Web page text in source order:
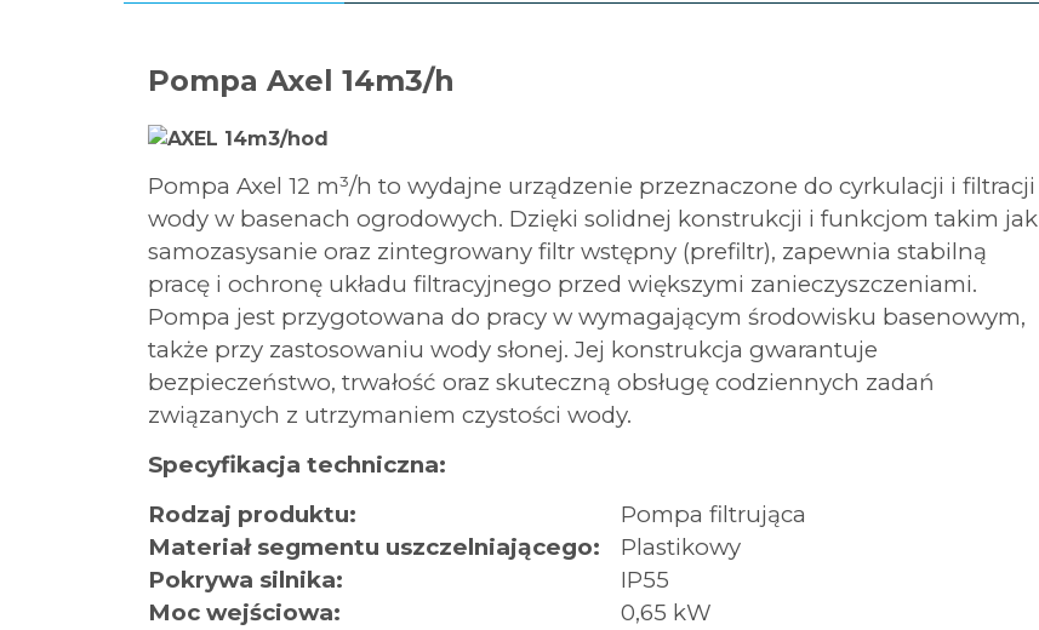
Pompa Axel 14m3/h
Pompa Axel 12 m³/h to wydajne urządzenie przeznaczone do cyrkulacji i filtracji
wody w basenach ogrodowych. Dzięki solidnej konstrukcji i funkcjom takim jak
samozasysanie oraz zintegrowany filtr wstępny (prefiltr), zapewnia stabilną
pracę i ochronę układu filtracyjnego przed większymi zanieczyszczeniami.
Pompa jest przygotowana do pracy w wymagającym środowisku basenowym,
także przy zastosowaniu wody słonej. Jej konstrukcja gwarantuje
bezpieczeństwo, trwałość oraz skuteczną obsługę codziennych zadań
związanych z utrzymaniem czystości wody.
Specyfikacja techniczna:
Rodzaj produktu:
Pompa filtrująca
Materiał segmentu uszczelniającego:
Plastikowy
Pokrywa silnika:
IP55
Moc wejściowa:
0,65 kW